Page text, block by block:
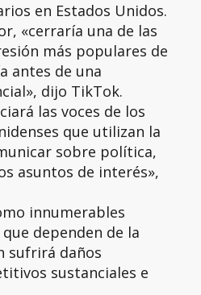
en Estados Unidos.
«cerraría una de las
más populares de
antes de una
dijo TikTok.
las voces de los
que utilizan la
sobre política,
asuntos de interés»,
innumerables
dependen de la
sufrirá daños
sustanciales e